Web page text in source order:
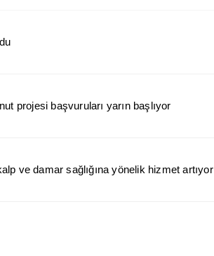
projesi başvuruları yarın başlıyor
ve damar sağlığına yönelik hizmet artıyor